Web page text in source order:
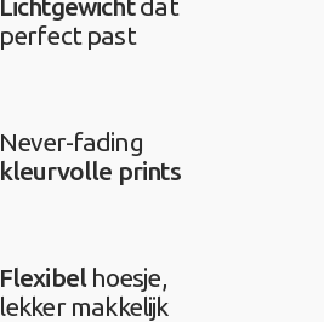
perfect past
Never-fading
kleurvolle prints
Flexibel hoesje,
lekker makkelijk